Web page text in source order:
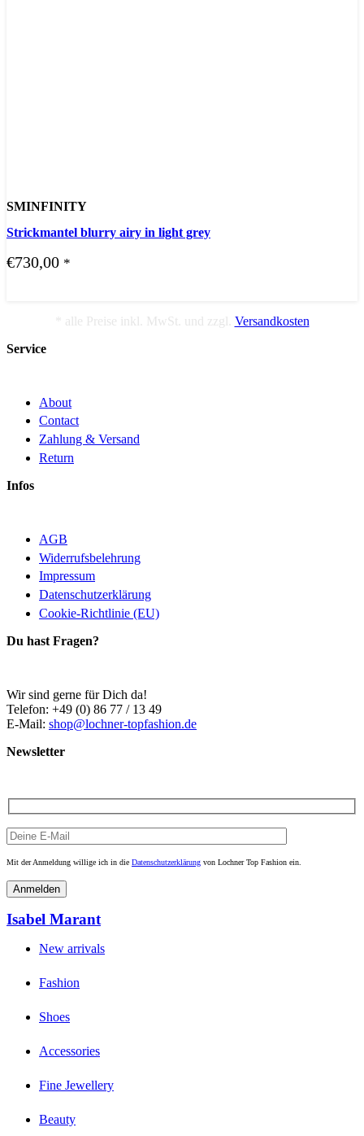
SMINFINITY
Strickmantel blurry airy in light grey
€730,00 *
* alle Preise inkl. MwSt. und zzgl. Versandkosten
Service
About
Contact
Zahlung & Versand
Return
Infos
AGB
Widerrufsbelehrung
Impressum
Datenschutzerklärung
Cookie-Richtlinie (EU)
Du hast Fragen?
Wir sind gerne für Dich da!
Telefon: +49 (0) 86 77 / 13 49
E-Mail: shop@lochner-topfashion.de
Newsletter
Mit der Anmeldung willige ich in die Datenschutzerklärung von Lochner Top Fashion ein.
Isabel Marant
New arrivals
Fashion
Shoes
Accessories
Fine Jewellery
Beauty